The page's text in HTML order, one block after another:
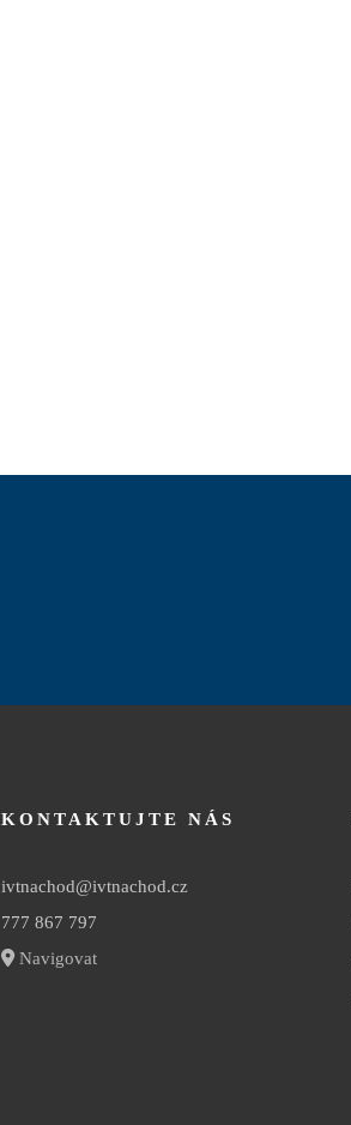
KONTAKTUJTE NÁS
ivtnachod@ivtnachod.cz
777 867 797
Navigovat